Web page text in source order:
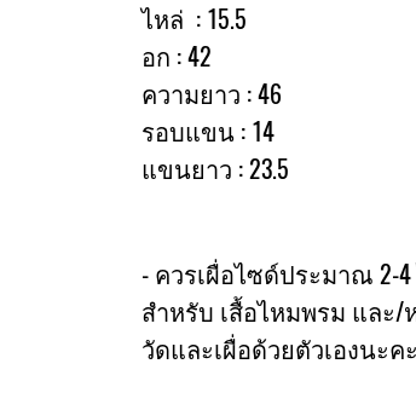
ไหล่ : 15.5
อก : 42
ความยาว : 46
รอบแขน : 14
แขนยาว : 23.5
- ควรเผื่อไซด์ประมาณ 2-
สำหรับ เสื้อไหมพรม แล
วัดและเผื่อด้วยตัวเองนะคะ